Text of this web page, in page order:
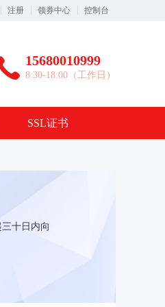
注册 领券中心 控制台
15680010999
8:30-18:00（工作日）
SSL证书
十日内向